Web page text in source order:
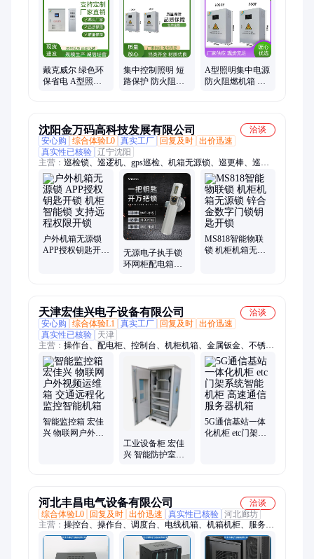
不间断电源、台达UPS不间断电源、山特UPS不间断电源、EPS
应急电源、EPS电源、EPS消防应急电源、消防EPS应急电源、
人防EPS应急电源、UPS不间断电源、UPS电源、科士达UPS电
源、科华UPS电源、华为UPS电源、施耐德UPS不间断电源、施
耐德UPS电源、电源、维谛不间断电源、维谛UPS电源、三进三
出UPS电源
戴克威尔 绿色环
保省电 A型照明
集中控制照明 短
路保护 防火阻燃
A型照明集中电源
防火阻燃机箱 待
沈阳金万码高科技发展有限公司
洽谈
安心购
综合体验L0 真实工厂 回复及时 出价迅速
真实性已核验 辽宁沈阳
主营： 巡检锁、巡逻机、gps巡检、机箱无源锁、巡更棒、巡检
机、巡更机、金万码、gprs巡检、校园巡逻、巡逻设备、巡检装
置、保安巡逻、投标设备、物流巡逻、柜子挂锁、箱控制锁、智
能安保、保安巡更、手机巡检、无源电子锁、机柜锁、智能挂
锁、物联网锁、电子锁
户外机箱无源锁
APP授权钥匙开锁
无源电子执手锁
环网柜配电箱锁
MS818智能物联
锁 机柜机箱无源
天津宏佳兴电子设备有限公司
洽谈
安心购
综合体验L1 真实工厂 回复及时 出价迅速
真实性已核验
天津
主营： 操作台、配电柜、控制台、机柜机箱、金属钣金、不锈钢
板、钣金工具、机械部件、配电箱柜、网络机柜、钣金折弯、机
柜安防、移动机柜、机床钣金、承接钣金、钣金外壳、激光切
割、工业机柜、大厅工作台、不锈钢外壳、一体化机柜、机房控
制柜、服务器机柜、医用实验室、网络电力机柜
智能监控箱 宏佳
兴 物联网户外视
工业设备柜 宏佳
兴 智能防护室外
5G通信基站一体
化机柜 etc门架系
河北丰昌电气设备有限公司
洽谈
综合体验L0
回复及时 出价迅速 真实性已核验 河北廊坊
主营： 操控台、操作台、调度台、电线机箱、机箱机柜、服务器
机箱、监控平台、电力机柜、网络机柜、弱电机柜、监控机柜、
监控台、指挥中心监控操作台、电子沙盘、智能升降电子沙盘、